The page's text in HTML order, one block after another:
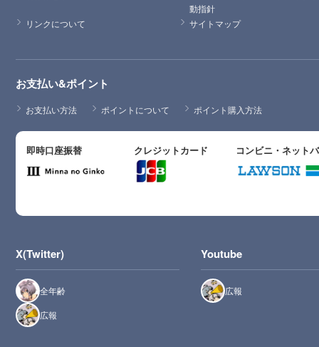
動指針
リンクについて
サイトマップ
お支払い&ポイント
お支払い方法 ポイントについて ポイント購入方法
即時口座振替 クレジットカード コンビニ・ネット
X(Twitter)
全年齢
広報
Youtube
広報